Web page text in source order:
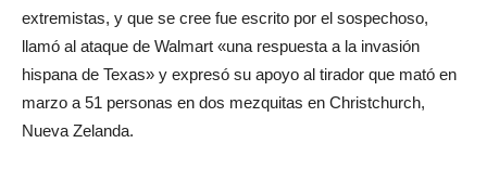
extremistas, y que se cree fue escrito por el sospechoso,
llamó al ataque de Walmart «una respuesta a la invasión
hispana de Texas» y expresó su apoyo al tirador que mató en
marzo a 51 personas en dos mezquitas en Christchurch,
Nueva Zelanda.